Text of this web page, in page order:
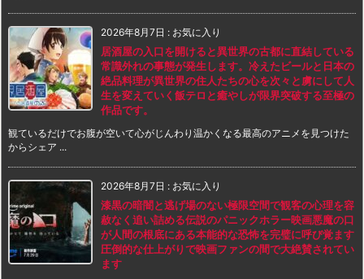
2026年8月7日 : お気に入り
居酒屋の入口を開けると異世界の古都に直結している
常識外れの事態が発生します。冷えたビールと日本の
絶品料理が異世界の住人たちの心を次々と虜にして人
生を変えていく飯テロと癒やしが限界突破する至極の
作品です。
観ているだけでお腹が空いて心がじんわり温かくなる最高のアニメを見つけた
からシェア ...
2026年8月7日 : お気に入り
漆黒の暗闇と逃げ場のない極限空間で観客の心理を容
赦なく追い詰める伝説のパニックホラー映画悪魔の口
が人間の根底にある本能的な恐怖を完璧に呼び覚ます
圧倒的な仕上がりで映画ファンの間で大絶賛されてい
ます